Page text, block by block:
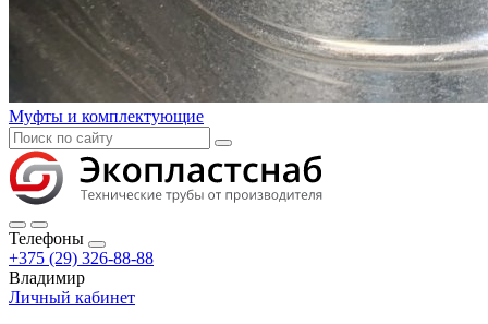
Муфты и комплектующие
Телефоны
+375 (29) 326-88-88
Владимир
Личный кабинет